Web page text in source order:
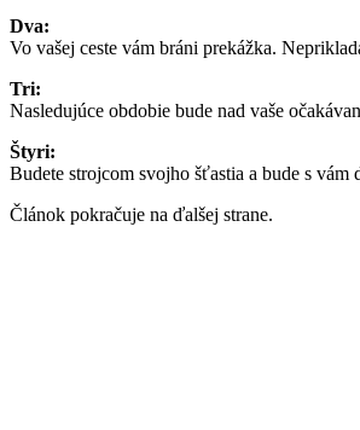
Dva:
Vo vašej ceste vám bráni prekážka.
Tri:
Nasledujúce obdobie bude nad vaše
Štyri:
Budete strojcom svojho šťastia a bude s
Článok pokračuje na ďalšej strane.